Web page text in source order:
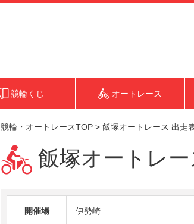
競輪くじ オートレース
競輪・オートレースTOP > 飯塚オートレース 出走
飯塚オートレー
開催場 伊勢崎